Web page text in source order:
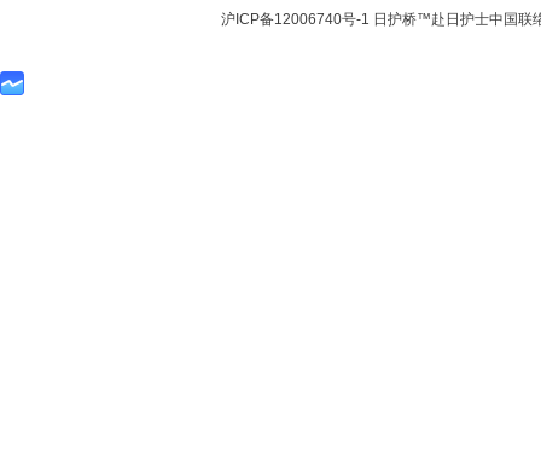
沪ICP备12006740号-1 日护桥™赴日护士中国联